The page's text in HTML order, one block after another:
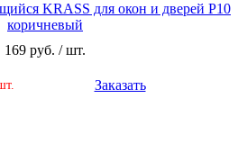
KRASS для окон и дверей Р10
коричневый
169 руб. / шт.
Заказать